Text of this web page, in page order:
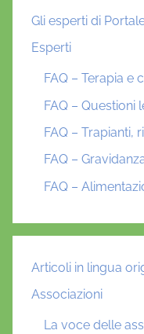
Gli esperti di
Esperti
FAQ – Terapia e
FAQ – Questioni
FAQ – Trapianti,
FAQ –
FAQ –
Articoli in lingua
Associazioni
La voce delle